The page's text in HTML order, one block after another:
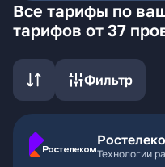
Все тарифы по
тарифов от 37
Фильтр
Технологии